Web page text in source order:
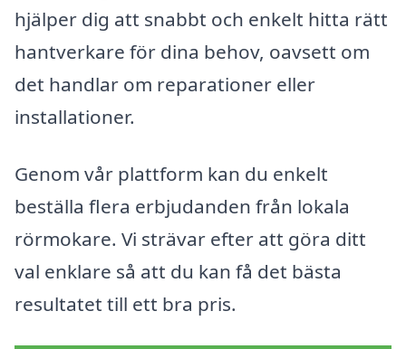
hjälper dig att snabbt och enkelt hitta rätt
hantverkare för dina behov, oavsett om
det handlar om reparationer eller
installationer.
Genom vår plattform kan du enkelt
beställa flera erbjudanden från lokala
rörmokare. Vi strävar efter att göra ditt
val enklare så att du kan få det bästa
resultatet till ett bra pris.